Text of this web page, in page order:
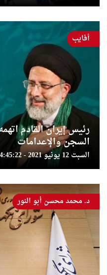
رئيس إيران القادم
السجن والإعدامات
السبت 12 يونيو 2021 - 14:45:22
أفايب
د. محمد محسن أبو النور